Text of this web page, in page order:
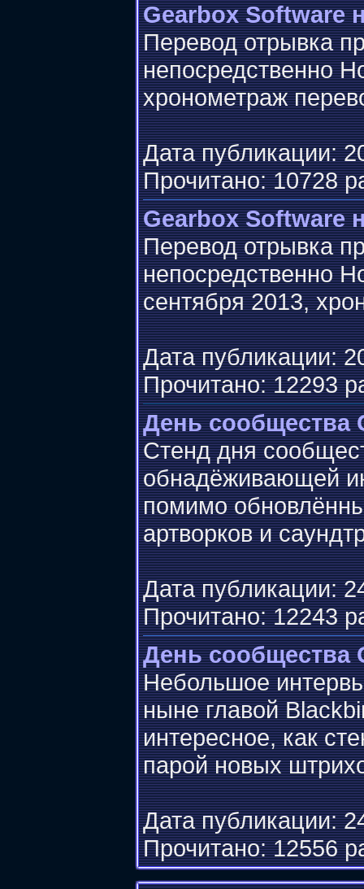
Gearbox Software
Перевод отрывка
непосредственно
хронометраж
Дата публикации:
Прочитано: 10728
Gearbox Software
Перевод отрывка
непосредственно
сентября 2013,
Дата публикации:
Прочитано: 12293
День сообщества
Стенд дня
обнадёживающей
помимо
артворков и
Дата публикации:
Прочитано: 12243
День сообщества
Небольшое
ныне главой
интересное, как
парой новых
Дата публикации:
Прочитано: 12556